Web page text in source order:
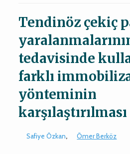
Tendinöz çekiç
tedavisinde
farklı
yönteminin
karşılaştırılması
Safiye Özkan, Ömer Berköz